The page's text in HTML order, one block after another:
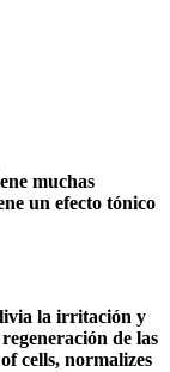
muchas
un efecto tónico
la irritación y
de las
cells, normalizes